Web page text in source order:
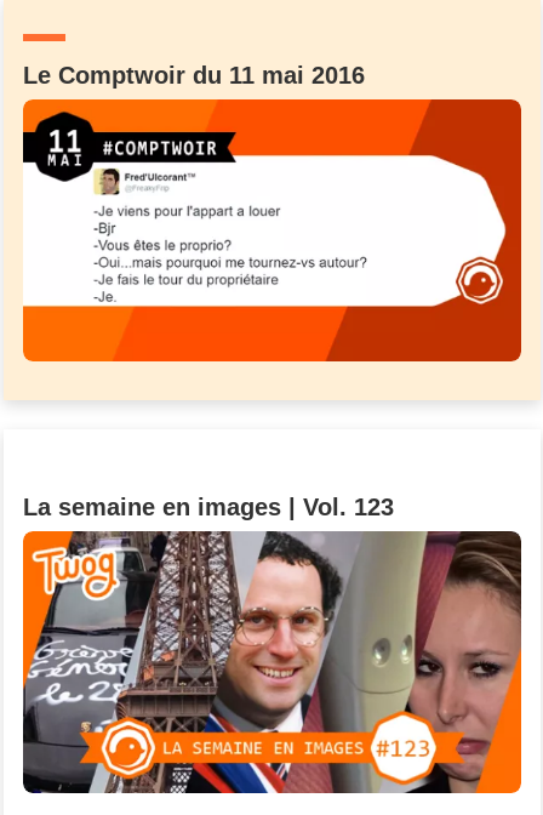
Le Comptwoir du 11 mai 2016
La semaine en images | Vol. 123
Un Thread
C'EST PARTI